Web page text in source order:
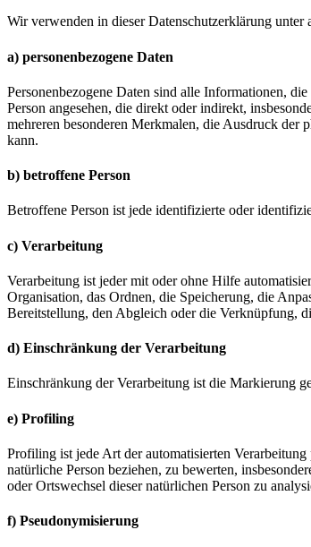
Wir verwenden in dieser Datenschutzerklärung unter
a) personenbezogene Daten
Personenbezogene Daten sind alle Informationen,
Person angesehen, die direkt oder indirekt,
mehreren besonderen Merkmalen, die Ausdruck der
kann.
b) betroffene Person
Betroffene Person ist jede identifizierte oder
c) Verarbeitung
Verarbeitung ist jeder mit oder ohne Hilfe
Organisation, das Ordnen, die Speicherung, die
Bereitstellung, den Abgleich oder die Verknüpfung,
d) Einschränkung der Verarbeitung
Einschränkung der Verarbeitung ist die Markierung
e) Profiling
Profiling ist jede Art der automatisierten
natürliche Person beziehen, zu bewerten,
oder Ortswechsel dieser natürlichen Person zu
f) Pseudonymisierung